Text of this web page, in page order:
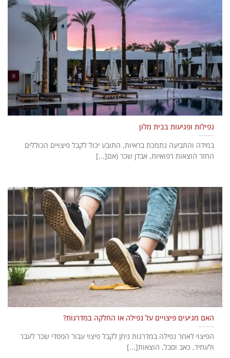
נפילות ופגיעות בבית מלון
במידה והתביעה נתמכת בראיות, התובע יכול לקבל פיצויים הכוללים
החזר הוצאות רפואיות, אבדן שכר (אם[...]
האם מגיעים פיצויים על נפילה או החלקה במדרגות?
הפיצוי לאחר נפילה במדרגות ניתן לקבל פיצוי עבור הפסדי שכר לעבר
ולעתיד, כאב וסבל, הוצאות[...]